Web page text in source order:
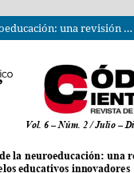
Aprendizaje cooperativo desde la neuroeducación: una revisión bibliográfica de modelos educativos innovadores